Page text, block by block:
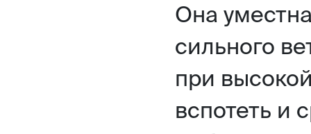
Она
сильного
при
вспотеть и